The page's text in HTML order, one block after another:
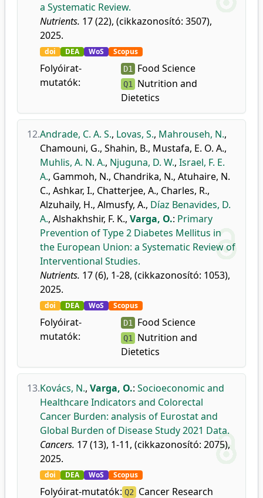
a Systematic Review.
Nutrients. 17 (22), (cikkazonosító: 3507),
2025.
doi DEA WoS Scopus
Folyóirat-
mutatók:
D1 Food Science
Q1 Nutrition and
Dietetics
12.Andrade, C. A. S., Lovas, S., Mahrouseh, N.,
Chamouni, G., Shahin, B., Mustafa, E. O. A.,
Muhlis, A. N. A., Njuguna, D. W., Israel, F. E.
A., Gammoh, N., Chandrika, N., Atuhaire, N.
C., Ashkar, I., Chatterjee, A., Charles, R.,
Alzuhaily, H., Almusfy, A., Díaz Benavides, D.
A., Alshakhshir, F. K., Varga, O.: Primary
Prevention of Type 2 Diabetes Mellitus in
the European Union: a Systematic Review of
Interventional Studies.
Nutrients. 17 (6), 1-28, (cikkazonosító: 1053),
2025.
doi DEA WoS Scopus
Folyóirat-
mutatók:
D1 Food Science
Q1 Nutrition and
Dietetics
13.Kovács, N., Varga, O.: Socioeconomic and
Healthcare Indicators and Colorectal
Cancer Burden: analysis of Eurostat and
Global Burden of Disease Study 2021 Data.
Cancers. 17 (13), 1-11, (cikkazonosító: 2075),
2025.
doi DEA WoS Scopus
Folyóirat-mutatók: Q2 Cancer Research